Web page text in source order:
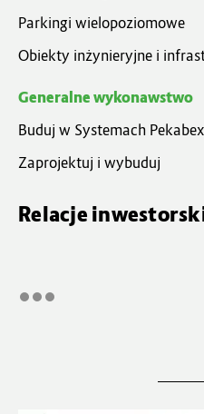
Parkingi wielopoziomowe
Obiekty inżynieryjne i
Generalne wykonawstwo
Buduj w Systemach
Zaprojektuj i wybuduj
Relacje